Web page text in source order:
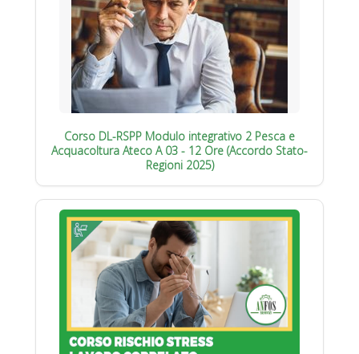
Corso DL-RSPP Modulo integrativo 2 Pesca e
Acquacoltura Ateco A 03 - 12 Ore (Accordo Stato-
Regioni 2025)